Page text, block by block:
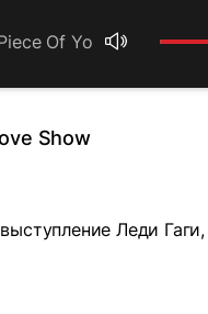
Of Your Heart
Show
Леди